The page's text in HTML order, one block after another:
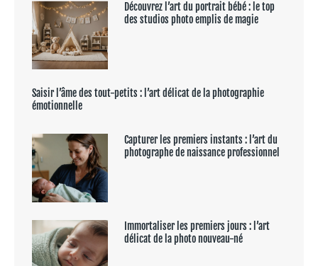
Découvrez l’art du portrait bébé : le top
des studios photo emplis de magie
Saisir l’âme des tout-petits : l’art délicat de la photographie
émotionnelle
Capturer les premiers instants : l’art du
photographe de naissance professionnel
Immortaliser les premiers jours : l’art
délicat de la photo nouveau-né